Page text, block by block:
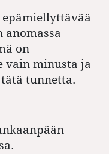
on
vain minusta ja
tunnetta.